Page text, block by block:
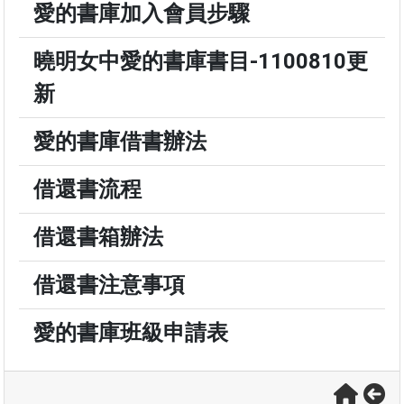
愛的書庫加入會員步驟
曉明女中愛的書庫書目-1100810更
新
愛的書庫借書辦法
借還書流程
借還書箱辦法
借還書注意事項
愛的書庫班級申請表